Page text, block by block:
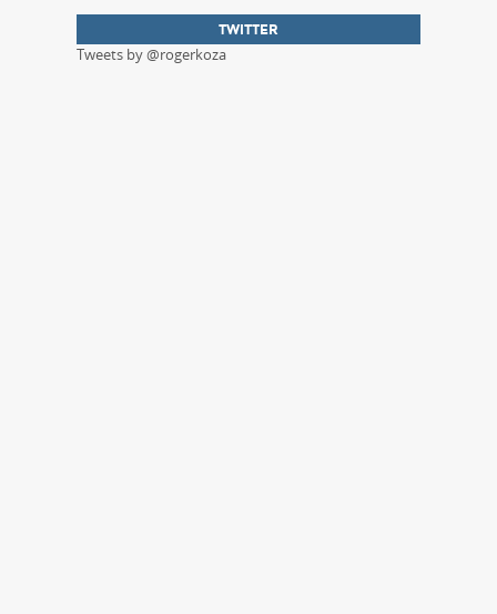
TWITTER
Tweets by @rogerkoza